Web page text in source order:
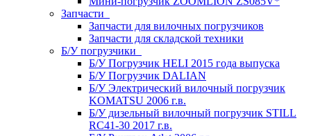
Запчасти
Запчасти для вилочных погрузчиков
Запчасти для складской техники
Б/У погрузчики
Б/У Погрузчик HELI 2015 года выпуска
Б/У Погрузчик DALIAN
Б/У Электрический вилочный погрузчик
KOMATSU 2006 г.в.
Б/У дизельный вилочный погрузчик STILL
RC41-30 2017 г.в.